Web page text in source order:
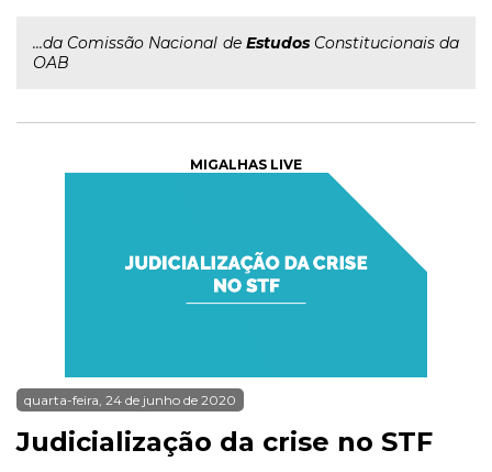
...da Comissão Nacional de EstudosConstitucionais da
OAB
MIGALHAS LIVE
quarta-feira, 24 de junho de 2020
Judicialização da crise no STF